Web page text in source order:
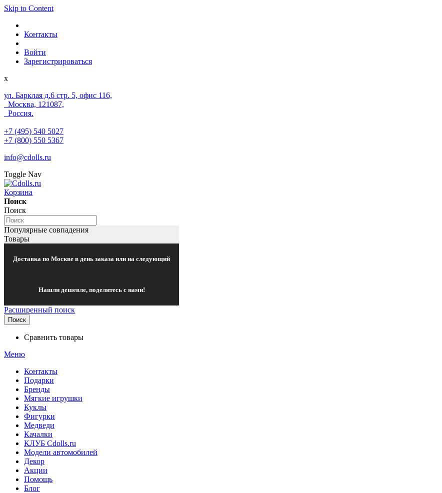
Skip to Content
Контакты
Войти
Зарегистрироваться
x
ул. Барклая д.6 стр. 5, офис 116,
Москва, 121087,
Россия.
+7 (495) 540 5027
+7 (800) 550 5367
info@cdolls.ru
Toggle Nav
Корзина
Поиск
Поиск
Популярные совпадения
Товары
Доставка по Москве в день заказа или на следующий
Нашли дешевле, поделитесь с нами!
Расширенный поиск
Поиск
Сравнить товары
Меню
Контакты
Подарки
Бренды
Мягкие игрушки
Куклы
Фигурки
Медведи
Качалки
КЛУБ Cdolls.ru
Модели автомобилей
Декор
Акции
Помощь
Блог